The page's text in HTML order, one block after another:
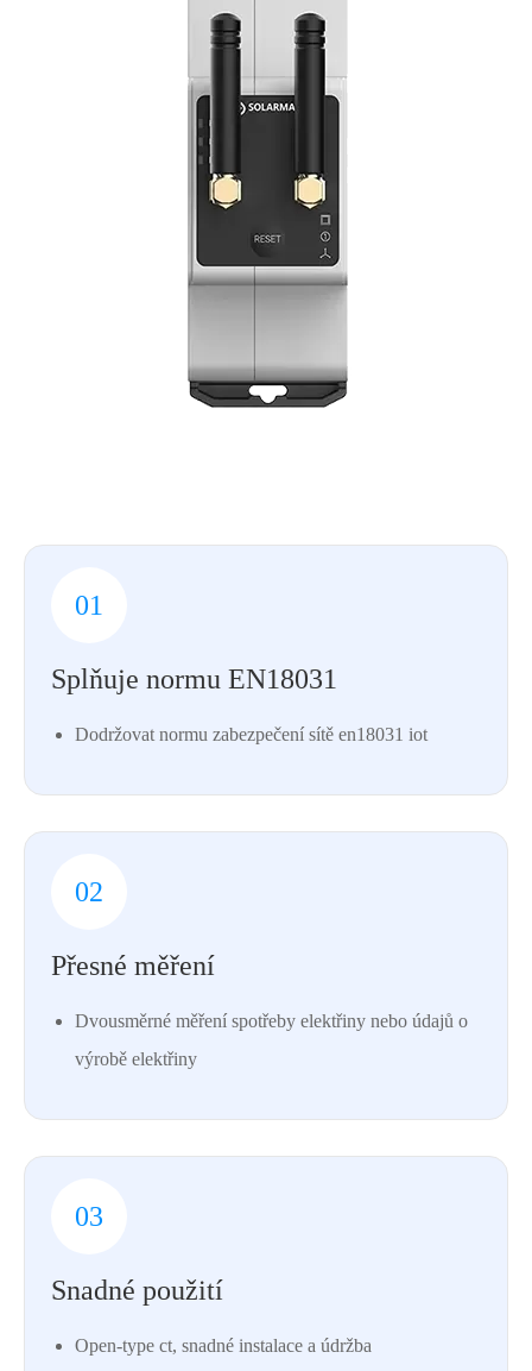
01
Splňuje normu EN18031
Dodržovat normu zabezpečení sítě en18031 iot
02
Přesné měření
Dvousměrné měření spotřeby elektřiny nebo údajů o
výrobě elektřiny
03
Snadné použití
Open-type ct, snadné instalace a údržba